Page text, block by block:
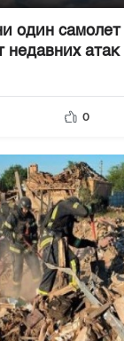
один
недавних
0